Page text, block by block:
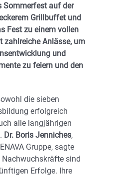
Sommerfest auf der
Grillbuffet und
Fest zu einem vollen
zahlreiche Anlässe, um
und
zu feiern und den
die sieben
erfolgreich
alle langjährigen
Dr. Boris Jenniches,
Gruppe, sagte
Nachwuchskräfte sind
Erfolge. Ihre